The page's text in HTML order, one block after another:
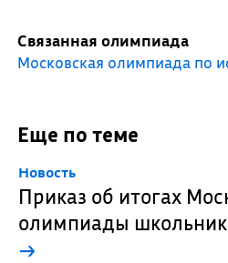
Связанная олимпиада
Московская олимпиада по
Еще по теме
Новость
Приказ об итогах
олимпиады
→